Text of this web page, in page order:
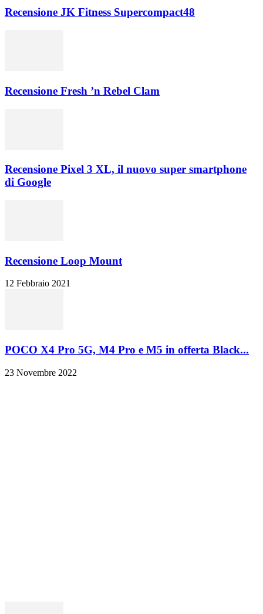
Recensione JK Fitness Supercompact48
Recensione Fresh ’n Rebel Clam
Recensione Pixel 3 XL, il nuovo super smartphone
di Google
Recensione Loop Mount
12 Febbraio 2021
POCO X4 Pro 5G, M4 Pro e M5 in offerta Black...
23 Novembre 2022